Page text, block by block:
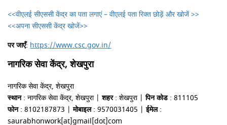
<<वीएलई सीएससी केंद्र का पता लगाएं – वीएलई पता रिक्त छोड़ें और खोजें>>
<<अपना सीएससी केंद्र खोजें>>
पर जाएँ: https://www.csc.gov.in/
नागरिक सेवा केंद्र, शेखपुरा
नागरिक सेवा केंद्र, शेखपुरा
स्थान: नागरिक सेवा केंद्र, शेखपुरा |शहर: शेखपुरा |पिन कोड: 811105
फोन: 8102187873 |मोबाइल: 9570031405 |ईमेल:
saurabhonwork[at]gmail[dot]com